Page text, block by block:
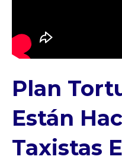
Plan
Están
Taxistas